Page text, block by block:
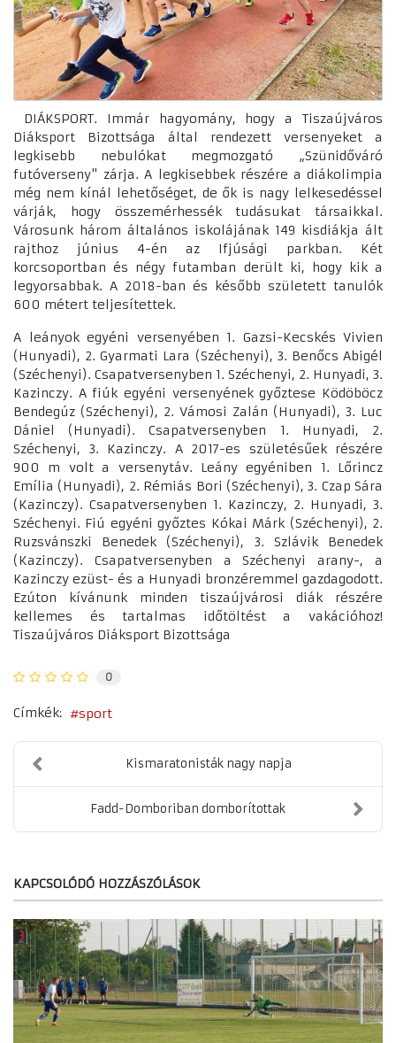
DIÁKSPORT. Immár hagyomány, hogy a Tiszaújváros
Diáksport Bizottsága által rendezett versenyeket a
legkisebb nebulókat megmozgató „Szünidőváró
futóverseny" zárja. A legkisebbek részére a diákolimpia
még nem kínál lehetőséget, de ők is nagy lelkesedéssel
várják, hogy összemérhessék tudásukat társaikkal.
Városunk három általános iskolájának 149 kisdiákja ált
rajthoz június 4-én az Ifjúsági parkban. Két
korcsoportban és négy futamban derült ki, hogy kik a
legyorsabbak. A 2018-ban és később született tanulók
600 métert teljesítettek.
A leányok egyéni versenyében 1. Gazsi-Kecskés Vivien
(Hunyadi), 2. Gyarmati Lara (Széchenyi), 3. Benőcs Abigél
(Széchenyi). Csapatversenyben 1. Széchenyi, 2. Hunyadi, 3.
Kazinczy. A fiúk egyéni versenyének győztese Ködöböcz
Bendegúz (Széchenyi), 2. Vámosi Zalán (Hunyadi), 3. Luc
Dániel (Hunyadi). Csapatversenyben 1. Hunyadi, 2.
Széchenyi, 3. Kazinczy. A 2017-es születésűek részére
900 m volt a versenytáv. Leány egyéniben 1. Lőrincz
Emília (Hunyadi), 2. Rémiás Bori (Széchenyi), 3. Czap Sára
(Kazinczy). Csapatversenyben 1. Kazinczy, 2. Hunyadi, 3.
Széchenyi. Fiú egyéni győztes Kókai Márk (Széchenyi), 2.
Ruzsvánszki Benedek (Széchenyi), 3. Szlávik Benedek
(Kazinczy). Csapatversenyben a Széchenyi arany-, a
Kazinczy ezüst- és a Hunyadi bronzéremmel gazdagodott.
Ezúton kívánunk minden tiszaújvárosi diák részére
kellemes és tartalmas időtöltést a vakációhoz!
Tiszaújváros Diáksport Bizottsága
0
Címkék: sport
Kismaratonisták nagy napja
Fadd-Domboriban domborítottak
KAPCSOLÓDÓ HOZZÁSZÓLÁSOK